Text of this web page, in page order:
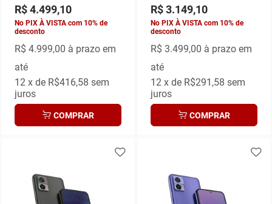
R$ 4.499,10
No PIX À VISTA com 10% de
desconto
R$ 4.999,00 à prazo em
até
12x de R$416,58 sem
juros
COMPRAR
R$ 3.149,10
No PIX À VISTA com 10% de
desconto
R$ 3.499,00 à prazo em
até
12x de R$291,58 sem
juros
COMPRAR